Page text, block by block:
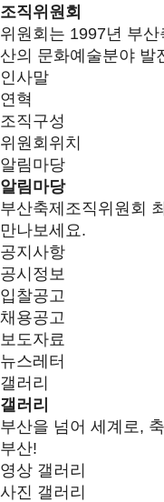
조직위원회
위원회는 1997년 부
산의 문화예술분야 발
인사말
연혁
조직구성
위원회위치
알림마당
알림마당
부산축제조직위원회
만나보세요.
공지사항
공시정보
입찰공고
채용공고
보도자료
뉴스레터
갤러리
갤러리
부산을 넘어 세계로,
부산!
영상 갤러리
사진 갤러리